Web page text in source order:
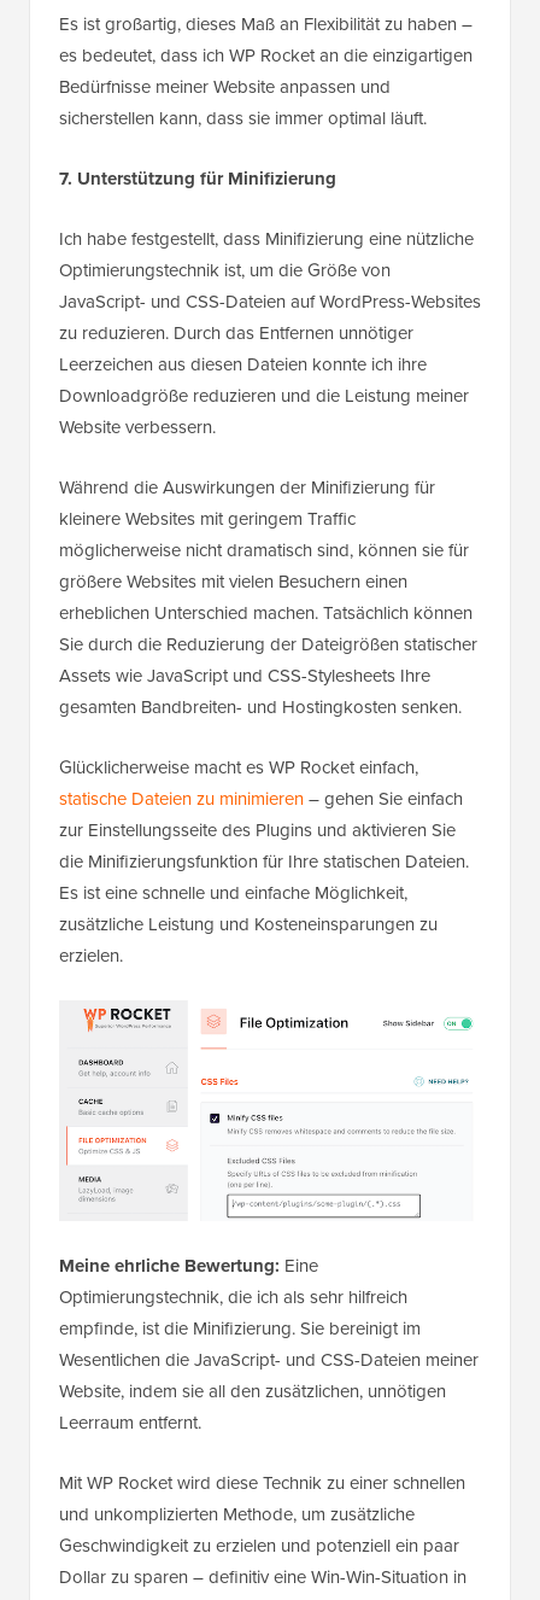
Es ist großartig, dieses Maß an Flexibilität zu haben –
es bedeutet, dass ich WP Rocket an die einzigartigen
Bedürfnisse meiner Website anpassen und
sicherstellen kann, dass sie immer optimal läuft.
7. Unterstützung für Minifizierung
Ich habe festgestellt, dass Minifizierung eine nützliche
Optimierungstechnik ist, um die Größe von
JavaScript- und CSS-Dateien auf WordPress-Websites
zu reduzieren. Durch das Entfernen unnötiger
Leerzeichen aus diesen Dateien konnte ich ihre
Downloadgröße reduzieren und die Leistung meiner
Website verbessern.
Während die Auswirkungen der Minifizierung für
kleinere Websites mit geringem Traffic
möglicherweise nicht dramatisch sind, können sie für
größere Websites mit vielen Besuchern einen
erheblichen Unterschied machen. Tatsächlich können
Sie durch die Reduzierung der Dateigrößen statischer
Assets wie JavaScript und CSS-Stylesheets Ihre
gesamten Bandbreiten- und Hostingkosten senken.
Glücklicherweise macht es WP Rocket einfach,
statische Dateien zu minimieren– gehen Sie einfach
zur Einstellungsseite des Plugins und aktivieren Sie
die Minifizierungsfunktion für Ihre statischen Dateien.
Es ist eine schnelle und einfache Möglichkeit,
zusätzliche Leistung und Kosteneinsparungen zu
erzielen.
Meine ehrliche Bewertung: Eine
Optimierungstechnik, die ich als sehr hilfreich
empfinde, ist die Minifizierung. Sie bereinigt im
Wesentlichen die JavaScript- und CSS-Dateien meiner
Website, indem sie all den zusätzlichen, unnötigen
Leerraum entfernt.
Mit WP Rocket wird diese Technik zu einer schnellen
und unkomplizierten Methode, um zusätzliche
Geschwindigkeit zu erzielen und potenziell ein paar
Dollar zu sparen – definitiv eine Win-Win-Situation in